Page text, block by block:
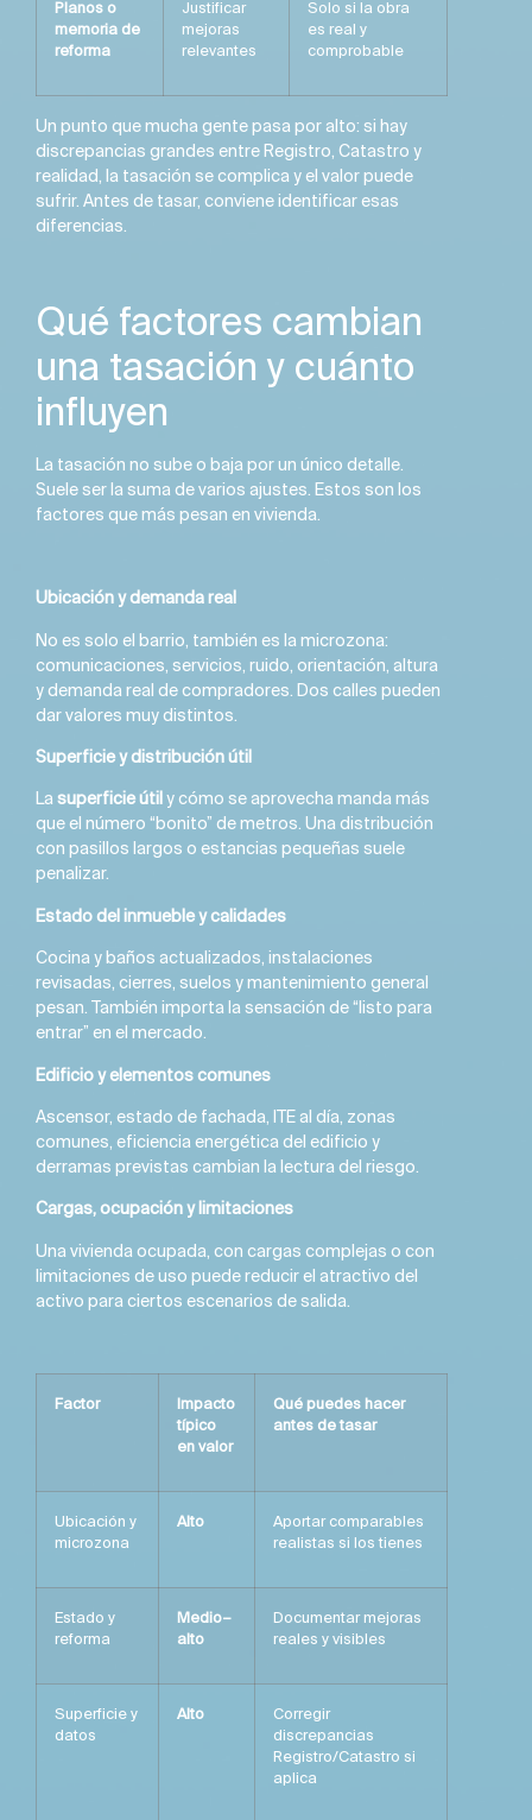
Planos o
memoria de
reforma
Justificar
mejoras
relevantes
Solo si la obra
es real y
comprobable
Un punto que mucha gente pasa por alto: si hay
discrepancias grandes entre Registro, Catastro y
realidad, la tasación se complica y el valor puede
sufrir. Antes de tasar, conviene identificar esas
diferencias.
Qué factores cambian
una tasación y cuánto
influyen
La tasación no sube o baja por un único detalle.
Suele ser la suma de varios ajustes. Estos son los
factores que más pesan en vivienda.
Ubicación y demanda real
No es solo el barrio, también es la microzona:
comunicaciones, servicios, ruido, orientación, altura
y demanda real de compradores. Dos calles pueden
dar valores muy distintos.
Superficie y distribución útil
La superficie útil y cómo se aprovecha manda más
que el número “bonito” de metros. Una distribución
con pasillos largos o estancias pequeñas suele
penalizar.
Estado del inmueble y calidades
Cocina y baños actualizados, instalaciones
revisadas, cierres, suelos y mantenimiento general
pesan. También importa la sensación de “listo para
entrar” en el mercado.
Edificio y elementos comunes
Ascensor, estado de fachada, ITE al día, zonas
comunes, eficiencia energética del edificio y
derramas previstas cambian la lectura del riesgo.
Cargas, ocupación y limitaciones
Una vivienda ocupada, con cargas complejas o con
limitaciones de uso puede reducir el atractivo del
activo para ciertos escenarios de salida.
Factor
Impacto
típico
en valor
Qué puedes hacer
antes de tasar
Ubicación y
microzona
Alto
Aportar comparables
realistas si los tienes
Estado y
reforma
Medio–
alto
Documentar mejoras
reales y visibles
Superficie y
datos
Alto
Corregir
discrepancias
Registro/Catastro si
aplica